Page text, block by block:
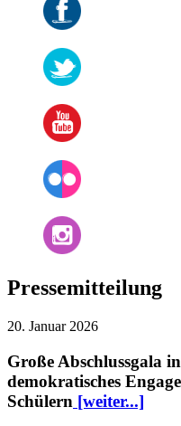
Pressemitteilung
20. Januar 2026
Große Abschlussgala
demokratisches
Schülern [weiter...]